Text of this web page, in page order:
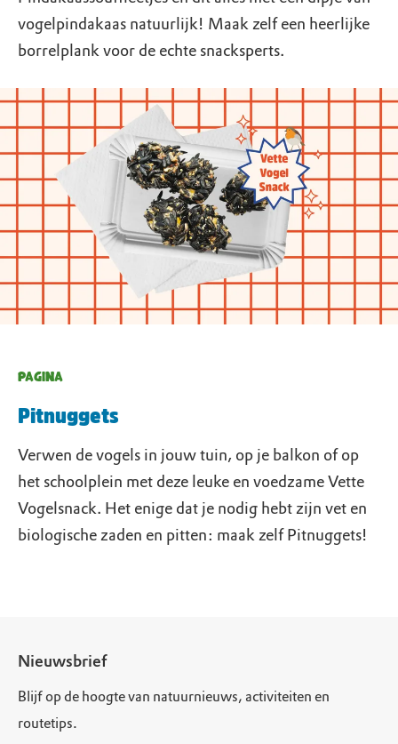
vogelpindakaas natuurlijk! Maak zelf een heerlijke
borrelplank voor de echte snacksperts.
PAGINA
Pitnuggets
Verwen de vogels in jouw tuin, op je balkon of op
het schoolplein met deze leuke en voedzame Vette
Vogelsnack. Het enige dat je nodig hebt zijn vet en
biologische zaden en pitten: maak zelf Pitnuggets!
Nieuwsbrief
Blijf op de hoogte van natuurnieuws, activiteiten en
routetips.